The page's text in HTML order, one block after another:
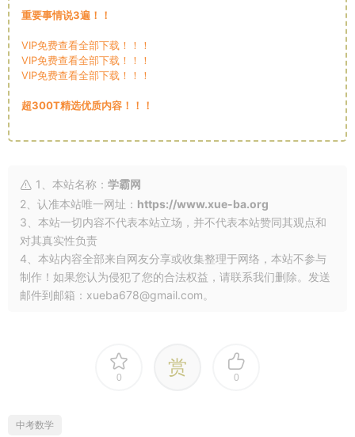
重要事情说3遍！！
VIP免费查看全部下载！！！
VIP免费查看全部下载！！！
VIP免费查看全部下载！！！
超300T精选优质内容！！！
1、本站名称： 学霸网
2、认准本站唯一网址： https://www.xue-ba.org
3、本站一切内容不代表本站立场，并不代表本站赞同其观点和
对其真实性负责
4、本站内容全部来自网友分享或收集整理于网络，本站不参与
制作！如果您认为侵犯了您的合法权益，请联系我们删除。发送
邮件到邮箱：xueba678@gmail.com。
0 赏 0
中考数学